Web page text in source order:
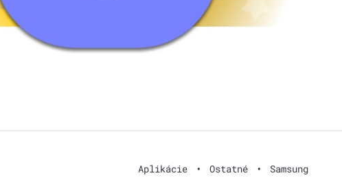
Aplikácie • Ostatné • Samsung